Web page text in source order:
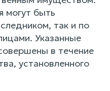
могут быть
так и по
Указанные
в течение
установленного